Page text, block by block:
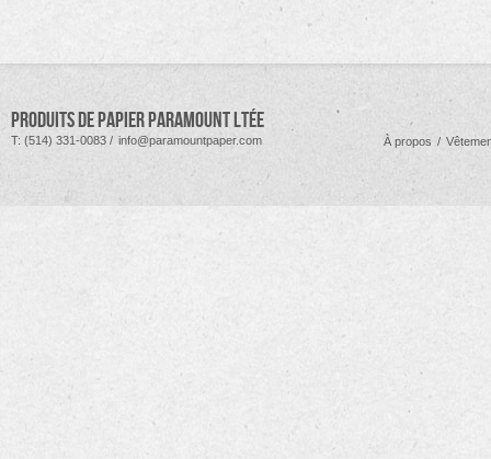
Produits de Papier Paramount Ltée
T: (514) 331-0083 / info@paramountpaper.com À propos /